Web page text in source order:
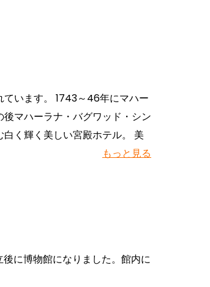
います。 1743～46年にマハー
マハーラナ・バグワッド・シン
く輝く美しい宮殿ホテル。 美
もっと見る
に博物館になりました。館内に